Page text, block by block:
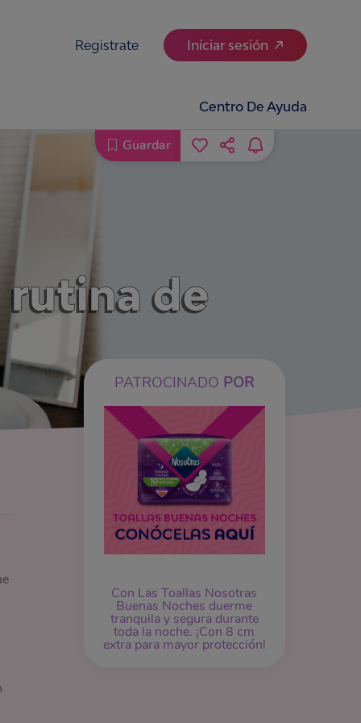
Registrate Iniciar sesión
Centro De Ayuda
rutina de
PATROCINADO POR
Con Las Toallas Nosotras
Buenas Noches duerme
tranquila y segura durante
toda la noche. ¡Con 8 cm
extra para mayor protección!
Guardar